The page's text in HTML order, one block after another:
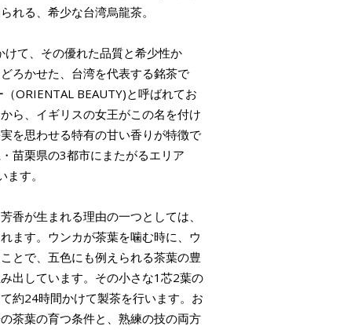
れる、希少な台湾烏龍茶。
て、その優れた品質と希少性か
ろかせた、台湾を代表する銘茶で
ORIENTAL BEAUTY)と呼ばれてお
ら、イギリスの女王がこの名を付け
を思わせる特有の甘い香りが特徴で
苗栗県の3都市にまたがるエリア
す。
香が生まれる理由の一つとしては、
ます。ウンカが茶葉を噛む時に、ウ
とで、五色にも例えられる茶葉の豊
出しています。その小さな1芯2葉の
約24時間かけて製茶を行います。お
茶葉の育つ条件と、熟練の技の両方